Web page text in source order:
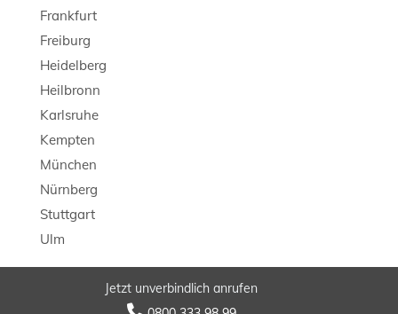
Jetzt unverbindlich anrufen
Frankfurt
Freiburg
Heidelberg
Heilbronn
Karlsruhe
Kempten
München
Nürnberg
Stuttgart
Ulm
© 2026 LB Detektei